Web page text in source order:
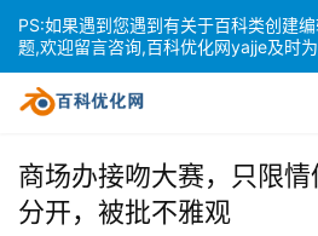
商场办接吻大赛，只限
分开，被批不雅观
PS:如果遇到您遇到有关于百科类创建
题,欢迎留言咨询,百科优化网yajje及时为